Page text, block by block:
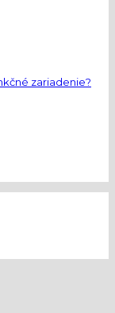
zariadenie?